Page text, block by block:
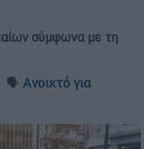
σύμφωνα με τη
🗣️ Ανοικτό για